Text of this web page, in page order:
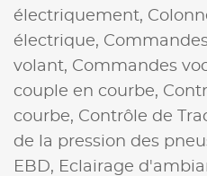
électriquement,
électrique,
volant, Commandes
couple en courbe,
courbe, Contrôle de
de la pression des
EBD, Eclairage